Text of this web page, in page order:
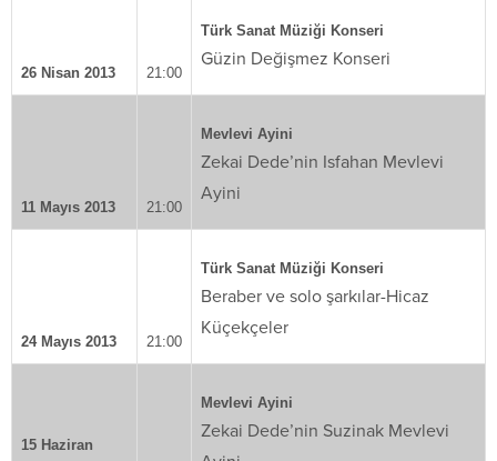
26 Nisan 2013 21:00
Türk Sanat Müziği Konseri
Güzin Değişmez Konseri
11 Mayıs 2013 21:00
Mevlevi Ayini
Zekai Dede’nin Isfahan Mevlevi
Ayini
24 Mayıs 2013 21:00
Türk Sanat Müziği Konseri
Beraber ve solo şarkılar-Hicaz
Küçekçeler
15 Haziran
Mevlevi Ayini
Zekai Dede’nin Suzinak Mevlevi